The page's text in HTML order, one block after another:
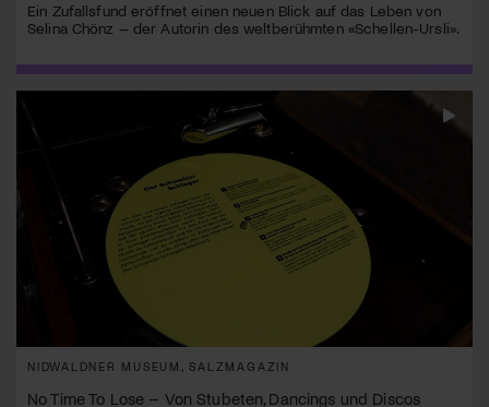
Ein Zufallsfund eröffnet einen neuen Blick auf das Leben von
Selina Chönz – der Autorin des weltberühmten «Schellen-Ursli».
NIDWALDNER MUSEUM, SALZMAGAZIN
No Time To Lose – Von Stubeten, Dancings und Discos